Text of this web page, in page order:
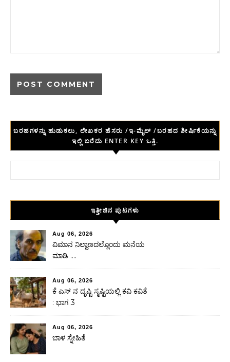
ಬರಹಗಳನ್ನು ಹುಡುಕಲು, ಲೇಖಕರ ಹೆಸರು /ಇ-ಮೈಲ್ /ಬರಹದ ಶೀರ್ಷಿಕೆಯನ್ನು
ಇಲ್ಲಿ ಬರೆದು ENTER KEY ಒತ್ತಿ.
ಇತ್ತೀಚಿನ ಪುಟಗಳು
Aug 06, 2026
ವಿಮಾನ ನಿಲ್ದಾಣದಲ್ಲೊಂದು ಮನೆಯ
ಮಾಡಿ ….
Aug 06, 2026
ಕೆ ಎಸ್ ನ ದೃಷ್ಟಿ ಸೃಷ್ಟಿಯಲ್ಲಿ ಕವಿ ಕವಿತೆ
: ಭಾಗ 3
Aug 06, 2026
ಬಾಳ ಸ್ನೇಹಿತೆ